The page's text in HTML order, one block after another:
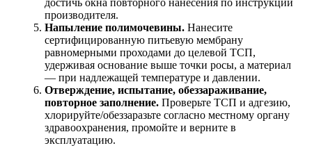
достичь окна повторного нанесения по инструкции
производителя.
Напыление полимочевины. Нанесите
сертифицированную питьевую мембрану
равномерными проходами до целевой ТСП,
удерживая основание выше точки росы, а материал
— при надлежащей температуре и давлении.
Отверждение, испытание, обеззараживание,
повторное заполнение. Проверьте ТСП и адгезию,
хлорируйте/обеззаразьте согласно местному органу
здравоохранения, промойте и верните в
эксплуатацию.